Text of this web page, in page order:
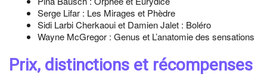
Serge Lifar : Les Mirages et Phèdre
Sidi Larbi Cherkaoui et Damien Jalet : Boléro
Wayne McGregor : Genus et L’anatomie des sensations
Prix, distinctions et récompenses